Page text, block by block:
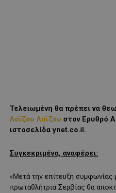
Τελειωμένη θα πρέπει να
Λοΐζου Λοΐζου στον Ερυθρό
ιστοσελίδα ynet.co.il.
Συγκεκριμένα, αναφέρει:
«Μετά την επίτευξη συμφωνίας
πρωταθλήτρια Σερβίας θα